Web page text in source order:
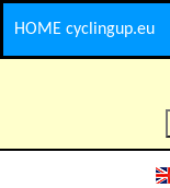
HOME cyclingup.eu